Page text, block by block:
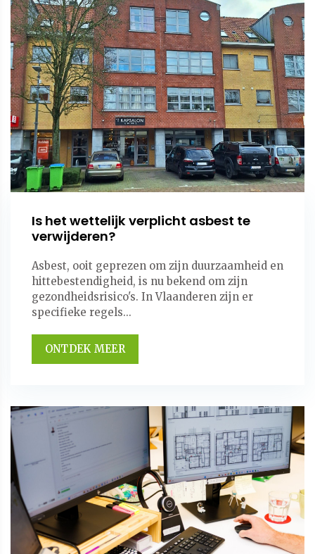
Is het wettelijk verplicht asbest te
verwijderen?
Asbest, ooit geprezen om zijn duurzaamheid en
hittebestendigheid, is nu bekend om zijn
gezondheidsrisico's. In Vlaanderen zijn er
specifieke regels...
ONTDEK MEER